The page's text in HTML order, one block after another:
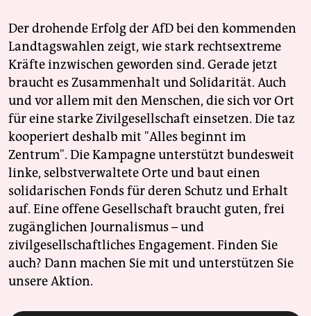
Der drohende Erfolg der AfD bei den kommenden
Landtagswahlen zeigt, wie stark rechtsextreme
Kräfte inzwischen geworden sind. Gerade jetzt
braucht es Zusammenhalt und Solidarität. Auch
und vor allem mit den Menschen, die sich vor Ort
für eine starke Zivilgesellschaft einsetzen. Die taz
kooperiert deshalb mit "Alles beginnt im
Zentrum". Die Kampagne unterstützt bundesweit
linke, selbstverwaltete Orte und baut einen
solidarischen Fonds für deren Schutz und Erhalt
auf. Eine offene Gesellschaft braucht guten, frei
zugänglichen Journalismus – und
zivilgesellschaftliches Engagement. Finden Sie
auch? Dann machen Sie mit und unterstützen Sie
unsere Aktion.